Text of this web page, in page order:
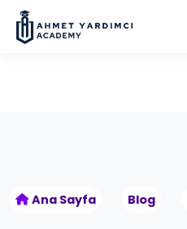
Ana Sayfa Blog